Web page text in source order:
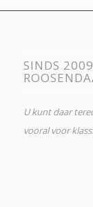
SINDS
U kunt daar
vooral voor